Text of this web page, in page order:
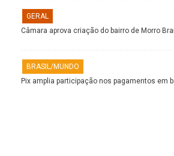
GERAL
Câmara aprova criação do bairro de Morro
BRASIL/MUNDO
Pix amplia participação nos pagamentos em